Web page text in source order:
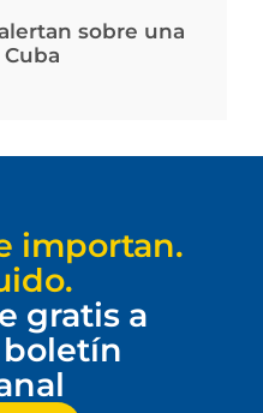
sobre una
Cuba
importan.
gratis a